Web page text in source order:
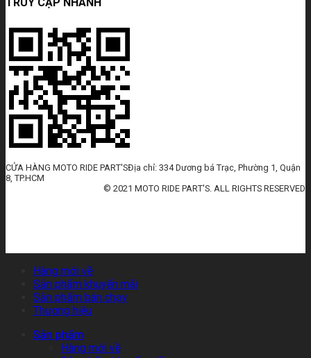
CỬA HÀNG MOTO RIDE PART'SĐịa chỉ: 334 Dương bá Trạc, Phường 1, Quận
8, TP.HCM
© 2021 MOTO RIDE PART'S. ALL RIGHTS RESERVED
Hàng mới về
Sản phẩm khuyến mãi
Sản phẩm bán chạy
Thương hiệu
Sản phẩm
Hàng mới về